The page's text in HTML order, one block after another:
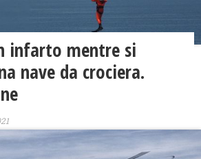
infarto mentre si
nave da crociera.